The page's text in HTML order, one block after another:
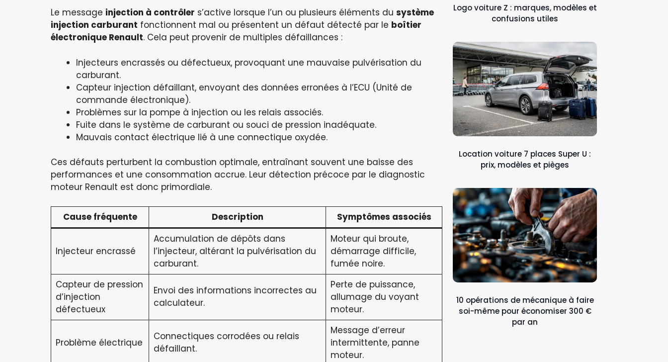
Le message injection à contrôler s’active lorsque l’un ou plusieurs éléments du système
injection carburant fonctionnent mal ou présentent un défaut détecté par le boîtier
électronique Renault. Cela peut provenir de multiples défaillances :
Injecteurs encrassés ou défectueux, provoquant une mauvaise pulvérisation du
carburant.
Capteur injection défaillant, envoyant des données erronées à l’ECU (Unité de
commande électronique).
Problèmes sur la pompe à injection ou les relais associés.
Fuite dans le système de carburant ou souci de pression inadéquate.
Mauvais contact électrique lié à une connectique oxydée.
Ces défauts perturbent la combustion optimale, entraînant souvent une baisse des
performances et une consommation accrue. Leur détection précoce par le diagnostic
moteur Renault est donc primordiale.
Cause fréquente Description Symptômes associés
Injecteur encrassé
Accumulation de dépôts dans
l’injecteur, altérant la pulvérisation du
carburant.
Moteur qui broute,
démarrage difficile,
fumée noire.
Capteur de pression
d’injection
défectueux
Envoi des informations incorrectes au
calculateur.
Perte de puissance,
allumage du voyant
moteur.
Problème électrique
Connectiques corrodées ou relais
défaillant.
Message d’erreur
intermittente, panne
moteur.
Logo voiture Z : marques, modèles et
confusions utiles
Location voiture 7 places Super U :
prix, modèles et pièges
10 opérations de mécanique à faire
soi-même pour économiser 300 €
par an